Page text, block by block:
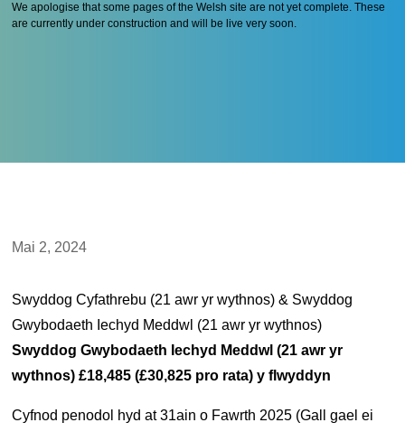
We apologise that some pages of the Welsh site are not yet complete. These
are currently under construction and will be live very soon.
Mai 2, 2024
Swyddog Cyfathrebu (21 awr yr wythnos) & Swyddog
Gwybodaeth Iechyd Meddwl (21 awr yr wythnos)
Swyddog Gwybodaeth Iechyd Meddwl (21 awr yr
wythnos) £18,485 (£30,825 pro rata) y flwyddyn
Cyfnod penodol hyd at 31ain o Fawrth 2025 (Gall gael ei